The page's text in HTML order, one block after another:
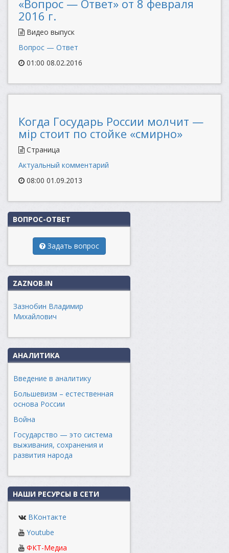
«Вопрос — Ответ» от 8 февраля
2016 г.
Видео выпуск
Вопрос — Ответ
01:00 08.02.2016
Когда Государь России молчит —
мір стоит по стойке «смирно»
Страница
Актуальный комментарий
08:00 01.09.2013
ВОПРОС-ОТВЕТ
Задать вопрос
ZAZNOB.IN
Зазнобин Владимир
Михайлович
АНАЛИТИКА
Введение в аналитику
Большевизм – естественная
основа России
Война
Государство — это система
выживания, сохранения и
развития народа
НАШИ РЕСУРСЫ В СЕТИ
ВКонтакте
Youtube
ФКТ-Медиа